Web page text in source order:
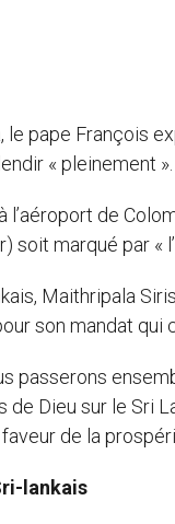
le pape François
« pleinement ».
l’aéroport de
soit marqué par «
Maithripala
son mandat qui
passerons
Dieu sur le Sri
de la
lankais